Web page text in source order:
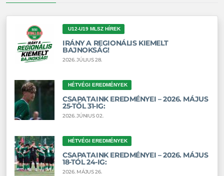
U12-U19 MLSZ HÍREK
IRÁNY A REGIONÁLIS KIEMELT
BAJNOKSÁG!
2026. JÚLIUS 28.
HÉTVÉGI EREDMÉNYEK
CSAPATAINK EREDMÉNYEI – 2026. MÁJUS
25-TŐL 31-IG:
2026. JÚNIUS 02.
HÉTVÉGI EREDMÉNYEK
CSAPATAINK EREDMÉNYEI – 2026. MÁJUS
18-TÓL 24-IG:
2026. MÁJUS 26.